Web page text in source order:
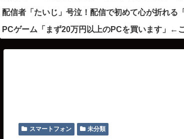
配信者「たいじ」号泣！配信で初めて心が折れる
PCゲーム「まず20万円以上のPCを買います」←
スマートフォン 未分類